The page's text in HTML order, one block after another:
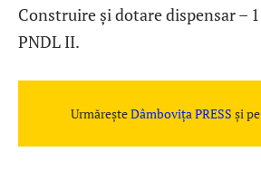
Construire și dotare dispensar –
PNDL II.
UrmăreșteDâmbovița PRESS și pe